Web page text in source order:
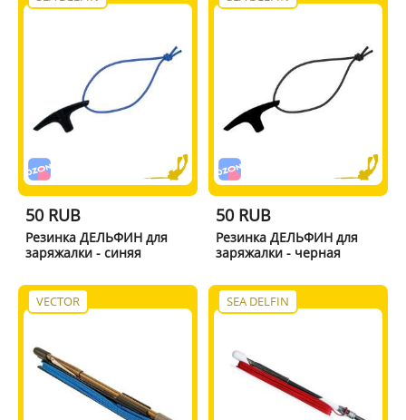
50 RUB
Резинка ДЕЛЬФИН для
заряжалки - синяя
50 RUB
Резинка ДЕЛЬФИН для
заряжалки - черная
VECTOR SEA DELFIN